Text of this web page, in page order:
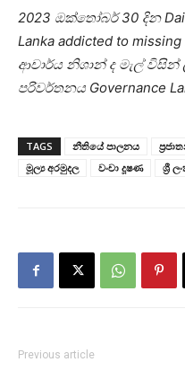
2023 ඔක්තෝබර් 30 දින
Lanka addicted to
ආචාර්ය නිශාන් ද මැල් විසින්
පරිවර්තනය Governance
TAGS නීතියේ පාලනය
මූල්‍ය අරමුදල
වංචා දූෂණ ශ්‍රී
Previous article